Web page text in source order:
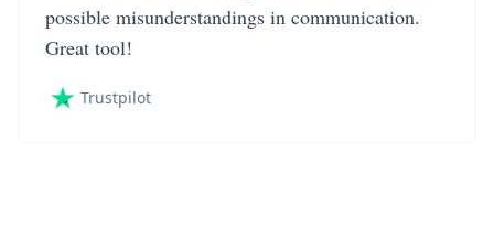
possible misunderstandings in communication.
Great tool!
Trustpilot